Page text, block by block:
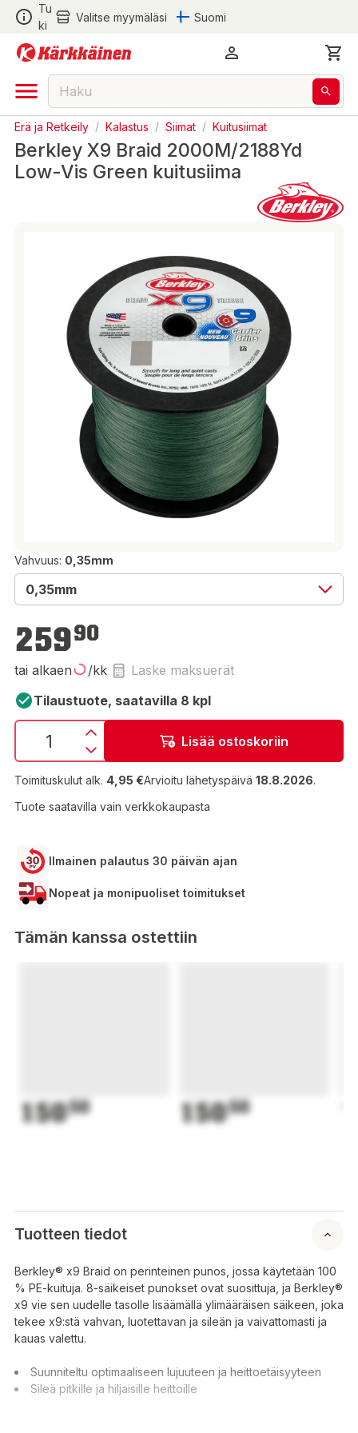
Tu
ki
Valitse myymäläsi Suomi
Erä ja Retkeily / Kalastus / Siimat / Kuitusiimat
Berkley X9 Braid 2000M/2188Yd
Low-Vis Green kuitusiima
Vahvuus: 0,35mm
0,35mm
25990
tai alkaen /kk
Laske maksuerät
Tilaustuote, saatavilla 8 kpl
Lisää ostoskoriin
Toimituskulut alk. 4,95 €Arvioitu lähetyspäivä 18.8.2026.
Tuote saatavilla vain verkkokaupasta
Ilmainen palautus 30 päivän ajan
Nopeat ja monipuoliset toimitukset
Tämän kanssa ostettiin
15050 15050
Tuotteen tiedot
Berkley® x9 Braid on perinteinen punos, jossa käytetään 100
% PE-kuituja. 8-säikeiset punokset ovat suosittuja, ja Berkley®
x9 vie sen uudelle tasolle lisäämällä ylimääräisen säikeen, joka
tekee x9:stä vahvan, luotettavan ja sileän ja vaivattomasti ja
kauas valettu.
Suunniteltu optimaaliseen lujuuteen ja heittoetäisyyteen
Sileä pitkille ja hiljaisille heittoille